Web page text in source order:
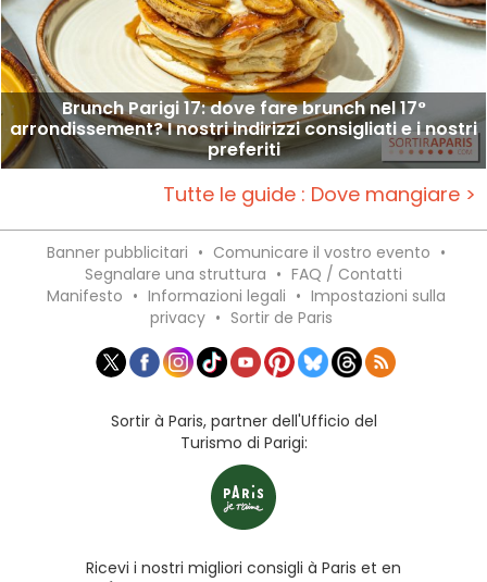
Brunch Parigi 17: dove fare brunch nel 17°
arrondissement? I nostri indirizzi consigliati e i nostri
preferiti
Tutte le guide : Dove mangiare >
Banner pubblicitari • Comunicare il vostro evento •
Segnalare una struttura • FAQ / Contatti
Manifesto • Informazioni legali • Impostazioni sulla
privacy • Sortir de Paris
Sortir à Paris, partner dell'Ufficio del
Turismo di Parigi:
Ricevi i nostri migliori consigli à Paris et en